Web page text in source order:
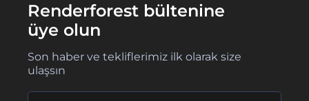
Renderforest bültenine
üye olun
Son haber ve tekliflerimiz ilk olarak size
ulaşsın